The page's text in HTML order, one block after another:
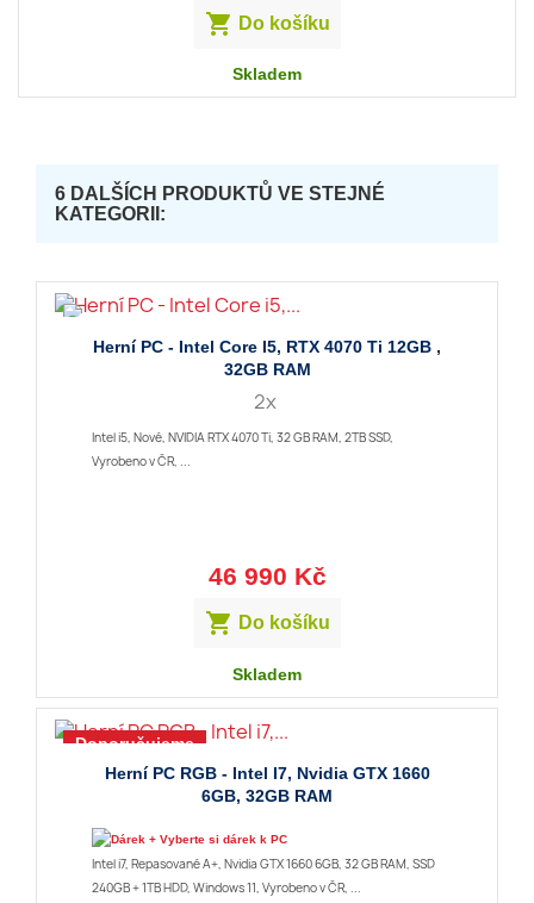
 Do košíku
Skladem
6 DALŠÍCH PRODUKTŮ VE STEJNÉ
KATEGORII:
Herní PC - Intel Core I5, RTX 4070 Ti 12GB ,
32GB RAM
2x
Intel i5, Nové, NVIDIA RTX 4070 Ti, 32 GB RAM, 2TB SSD,
Vyrobeno v ČR, ...
46 990 Kč
 Do košíku
Skladem
Doporučujeme
Herní PC RGB - Intel I7, Nvidia GTX 1660
6GB, 32GB RAM
+ Vyberte si dárek k PC
Intel i7, Repasované A+, Nvidia GTX 1660 6GB, 32 GB RAM, SSD
240GB + 1TB HDD, Windows 11, Vyrobeno v ČR, ...